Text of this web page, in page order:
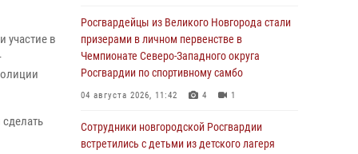
участие в
Росгвардейцы из Великого Новгорода стали
призерами в личном первенстве в
Чемпионате Северо-Западного округа
Росгвардии по спортивному самбо
04 августа 2026, 11:42 4 1
Сотрудники новгородской Росгвардии
встретились с детьми из детского лагеря